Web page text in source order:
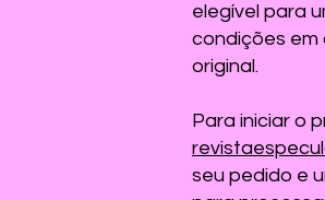
elegível para
condições em
original.
Para iniciar o
seu pedido e